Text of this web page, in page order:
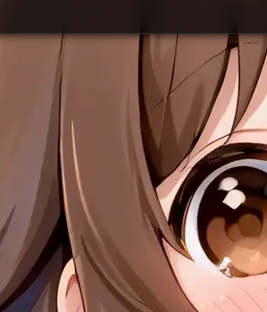
Geschichte
Umgebung
Fähigkeiten